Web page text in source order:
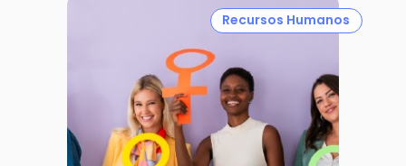
Recursos Humanos